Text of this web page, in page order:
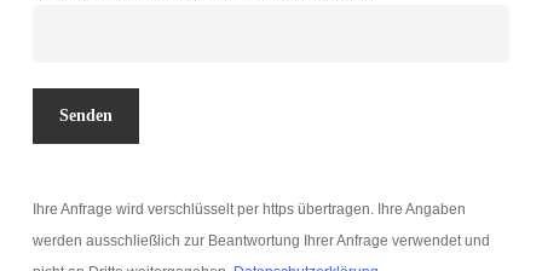
Ihre Anfrage wird verschlüsselt per https übertragen. Ihre Angaben
werden ausschließlich zur Beantwortung Ihrer Anfrage verwendet und